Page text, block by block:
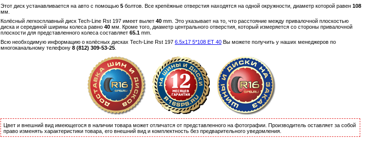
Этот диск устанавливается на авто с помощью 5 болтов. Все крепёжные отверстия находятся на одной окружности, диаметр которой равен 108
мм.
Колёсный легкосплавный диск Tech-Line Rst 197 имеет вылет 40 mm. Это указывает на то, что расстояние между привалочной плоскостью
диска и серединой ширины колеса равно 40 мм. Кроме того, диаметр центрального отверстия, который измеряется со стороны привалочной
плоскости для представленного колеса составляет 65.1 mm.
Всю необходимую информацию о колёсных дисках Tech-Line Rst 197 6.5x17 5*108 ET 40 Вы можете получить у наших менеджеров по
многоканальному телефону 8 (812) 309-53-25
Цвет и внешний вид имеющегося в наличии товара может отличатся от представленного на фотографии. Производитель оставляет за собой
право изменять характеристики товара, его внешний вид и комплектность без предварительного уведомления.